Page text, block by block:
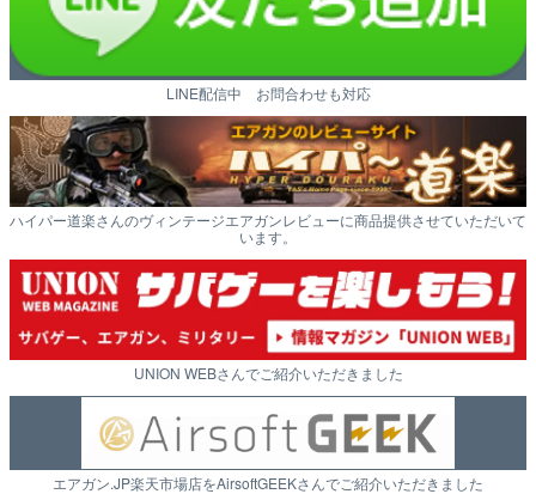
LINE配信中 お問合わせも対応
ハイパー道楽さんのヴィンテージエアガンレビューに商品提供させていただいて
います。
UNION WEBさんでご紹介いただきました
エアガン.JP楽天市場店をAirsoftGEEKさんでご紹介いただきました